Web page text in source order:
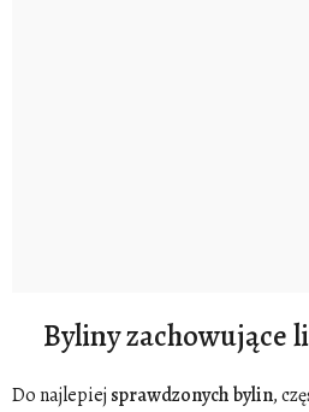
Byliny zachowujące
Do najlepiej sprawdzonychbylin,